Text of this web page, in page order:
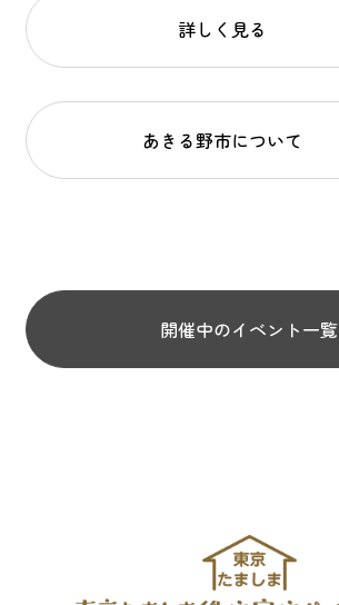
詳しく見る
あきる野市について
開催中のイベント一覧